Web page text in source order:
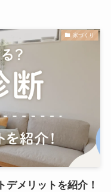
家づくり
デメリットを紹介！